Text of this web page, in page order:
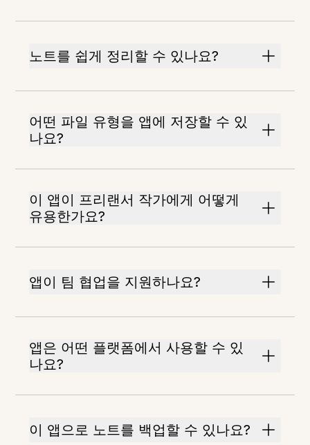
노트를 쉽게 정리할 수 있나요?
어떤 파일 유형을 앱에 저장할 수 있
나요?
이 앱이 프리랜서 작가에게 어떻게
유용한가요?
앱이 팀 협업을 지원하나요?
앱은 어떤 플랫폼에서 사용할 수 있
나요?
이 앱으로 노트를 백업할 수 있나요?